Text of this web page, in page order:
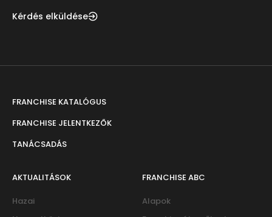
Kérdés elküldése
FRANCHISE KATALÓGUS
FRANCHISE JELENTKEZŐK
TANÁCSADÁS
AKTUALITÁSOK
Hazai
FRANCHISE ABC
Alapok